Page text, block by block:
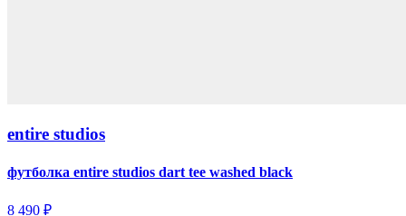
entire studios
футболка entire studios dart tee washed black
8 490 ₽